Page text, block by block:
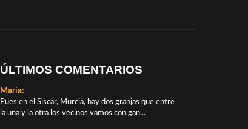
ÚLTIMOS COMENTARIOS
María:
Pues en el Siscar, Murcia, hay dos granjas que entre
la una y la otra los vecinos vamos con gan...